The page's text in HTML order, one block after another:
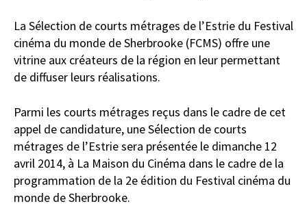
La Sélection de courts métrages de l’Estrie du Festival
cinéma du monde de Sherbrooke (FCMS) offre une
vitrine aux créateurs de la région en leur permettant
de diffuser leurs réalisations.
Parmi les courts métrages reçus dans le cadre de cet
appel de candidature, une Sélection de courts
métrages de l’Estrie sera présentée le dimanche 12
avril 2014, à La Maison du Cinéma dans le cadre de la
programmation de la 2e édition du Festival cinéma du
monde de Sherbrooke.